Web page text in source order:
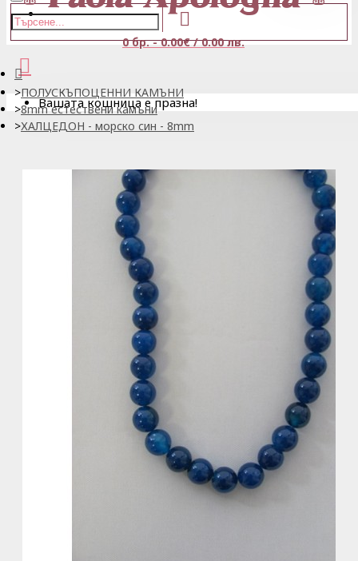
0 бр. - 0.00€ / 0.00 лв.
Вашата кошница е празна!
ПОЛУСКЪПОЦЕННИ КАМЪНИ
8mm естествени камъни
ХАЛЦЕДОН - морско син - 8mm